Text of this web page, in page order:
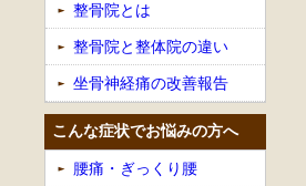
整骨院とは
整骨院と整体院の違い
坐骨神経痛の改善報告
こんな症状でお悩みの方へ
腰痛・ぎっくり腰